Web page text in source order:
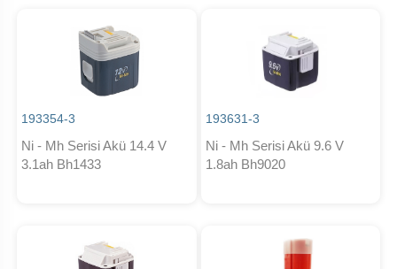
193354-3
Ni - Mh Serisi Akü 14.4 V
3.1ah Bh1433
193631-3
Ni - Mh Serisi Akü 9.6 V
1.8ah Bh9020